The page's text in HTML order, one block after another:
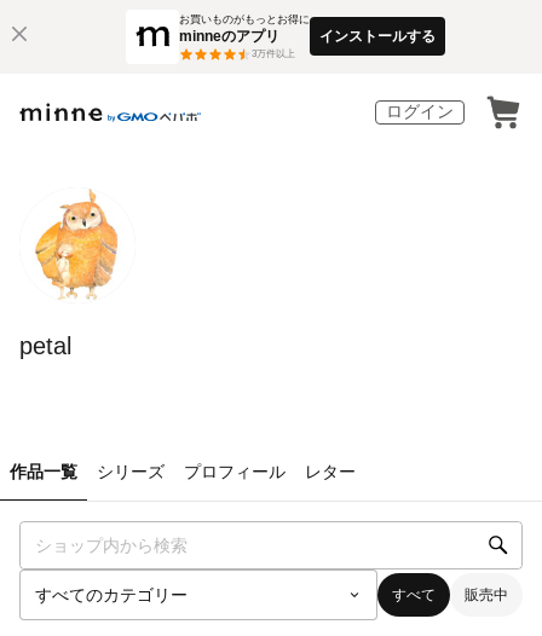
お買いものがもっとお得に
minneのアプリ
3万件以上
インストールする
ログイン
petal
作品一覧 シリーズ プロフィール レター
すべて 販売中